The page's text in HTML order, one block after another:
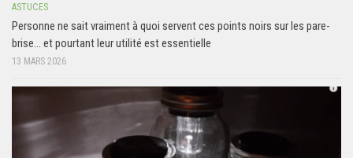
ASTUCES
Personne ne sait vraiment à quoi servent ces points noirs sur les pare-
brise… et pourtant leur utilité est essentielle
13 MARS 2026